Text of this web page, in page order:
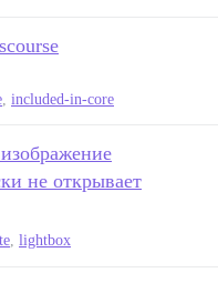
, included-in-core
не открывает
lightbox